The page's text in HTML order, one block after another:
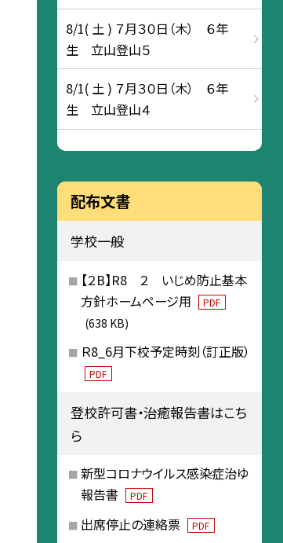
8/1( 土 ) ７月３０日（木） ６年
生 立山登山５
8/1( 土 ) ７月３０日（木） ６年
生 立山登山４
配布文書
学校一般
【２B】R8 ２ いじめ防止基本
方針ホームページ用
PDF
(638 KB)
Ｒ8_6月下校予定時刻（訂正版）
PDF
登校許可書・治癒報告書はこち
ら
新型コロナウイルス感染症治ゆ
報告書
PDF
出席停止の連絡票 PDF